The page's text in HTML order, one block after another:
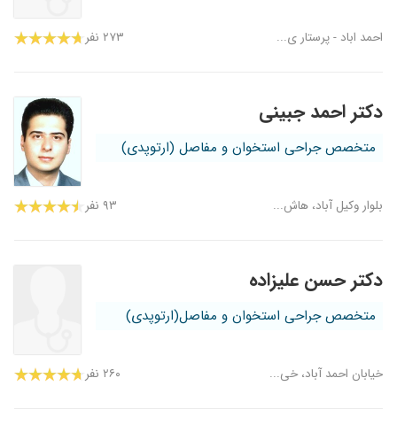
احمد اباد - پرستار ی... ۲۷۳ نفر
دکتر احمد جبینی
متخصص جراحی استخوان و مفاصل (ارتوپدی)
بلوار وکیل آباد، هاش... ۹۳ نفر
دکتر حسن علیزاده
متخصص جراحی استخوان و مفاصل(ارتوپدی)
خیابان احمد آباد، خی... ۲۶۰ نفر